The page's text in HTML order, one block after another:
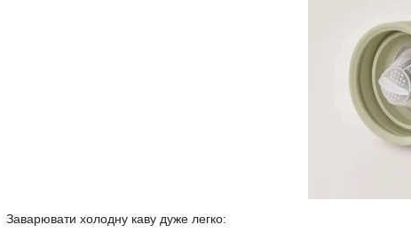
Заварювати холодну каву дуже легко: